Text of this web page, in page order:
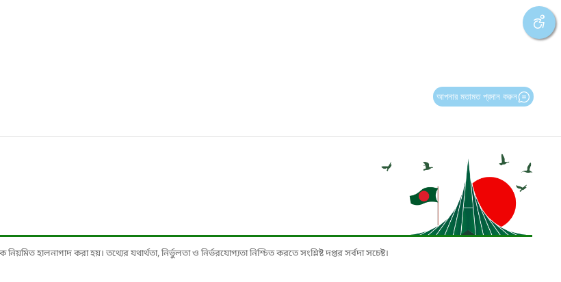
আপনার মতামত প্রদান করুন
হালনাগাদ করা হয়। তথ্যের যথার্থতা, নির্ভুলতা ও নির্ভরযোগ্যতা নিশ্চিত করতে সংশ্লিষ্ট দপ্তর সর্বদা সচেষ্ট।